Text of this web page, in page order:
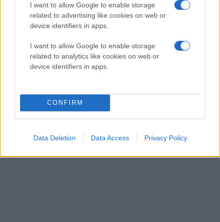
I want to allow Google to enable storage
related to advertising like cookies on web or
device identifiers in apps.
I want to allow Google to enable storage
related to analytics like cookies on web or
device identifiers in apps.
CONFIRM
Data Deletion Data Access Privacy Policy